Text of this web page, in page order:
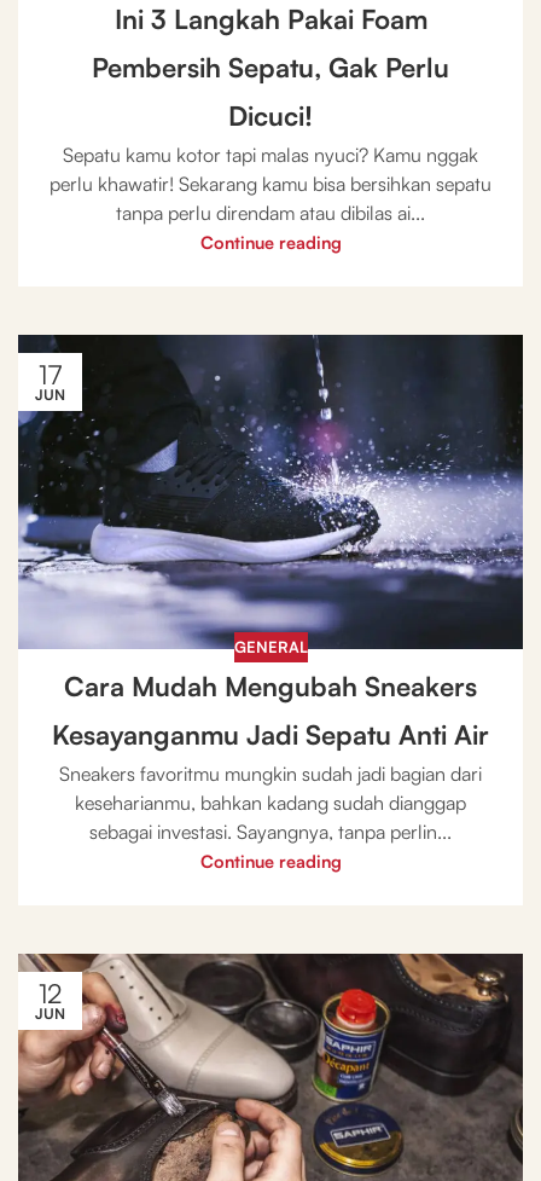
Ini 3 Langkah Pakai Foam
Pembersih Sepatu, Gak Perlu
Dicuci!
Sepatu kamu kotor tapi malas nyuci? Kamu nggak
perlu khawatir! Sekarang kamu bisa bersihkan sepatu
tanpa perlu direndam atau dibilas ai...
Continue reading
17
JUN
GENERAL
Cara Mudah Mengubah Sneakers
Kesayanganmu Jadi Sepatu Anti Air
Sneakers favoritmu mungkin sudah jadi bagian dari
keseharianmu, bahkan kadang sudah dianggap
sebagai investasi. Sayangnya, tanpa perlin...
Continue reading
12
JUN